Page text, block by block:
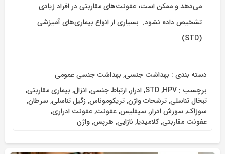
می‌دهد و ممکن است، عفونت‌های مقاربتی در افراد زیادی
تشخیص داده نشود. بسیاری از انواع بیماری‌های آمیزشی
(STD)
دسته بندی : بهداشت جنسی, بهداشت جنسی عمومی
برچسب : HPV
,
STD
,ادرار,ارتباط جنسی,انزال, بیماری مقاربتی,
تبخال تناسلی,ترشحات واژن,تریکوموناس, زگیل تناسلی, سرطان,
سوزاک, سوزش ادرار, سیفلیس,عفونت,عفونت ادراری,
عفونت مقاربتی,کلامیدیا, نازایی, هرپس,واژن